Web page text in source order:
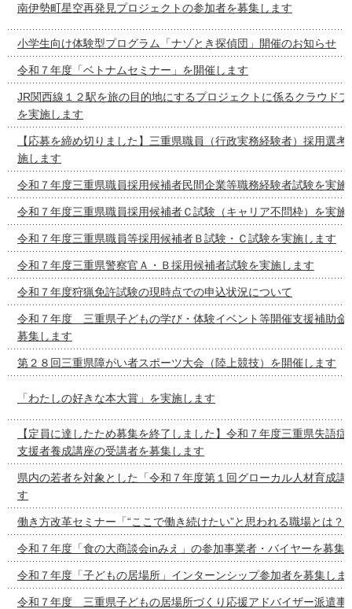
南伊勢町星空再発見プロジェクトの参加者を募集します
小学生向け体験型プログラム「ナゾとき探偵団」開催のお知らせ
令和７年度「ベトナムセミナー」を開催します
JR関西線１２駅を旅の目的地にするプロジェクトに係るクラウド
を実施します
【応募を締め切りました】三重県職員（行政実務経験者）採用選
施します
令和７年度三重県職員採用候補者民間企業等職務経験者試験を実施
令和７年度三重県職員採用候補者Ｃ試験（キャリア不問枠）を実施
令和７年度三重県職員等採用候補者Ｂ試験・Ｃ試験を実施します
令和７年度三重県警察官Ａ・Ｂ採用候補者試験を実施します
令和７年度狩猟免許試験の現時点での申込状況について
令和７年度 三重県子どもの学び・体験イベント等開催支援補助金
募集します
第２８回三重県障がい者スポーツ大会（陸上競技）を開催します
「わたしの好きな本大賞」を実施します
【定員に達したため募集を終了しました】令和７年度三重県失語
支援者養成講座の受講者を募集します
県内の若者を対象とした「令和７年度第１回グローカル人材育成講
す
働き方改革セミナー「“ここで働き続けたい”と思われる職場とは？
令和７年度「食の大商談会inみえ」の参加事業者・バイヤーを募集
令和７年度「子どもの居場所」インターンシップ参加者を募集しま
令和７年度 三重県子どもの居場所づくり応援アドバイザー派遣事